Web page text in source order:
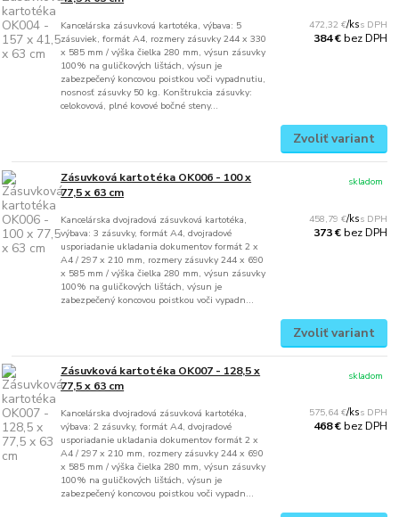
Kancelárska zásuvková kartotéka, výbava: 5
zásuviek, formát A4, rozmery zásuvky 244 x 330
x 585 mm / výška čielka 280 mm, výsun zásuvky
100% na guličkových lištách, výsun je
zabezpečený koncovou poistkou voči vypadnutiu,
nosnosť zásuvky 50 kg. Konštrukcia zásuvky:
celokovová, plné kovové bočné steny...
472,32 €/ks
384 €bez DPH
Zvoliť variant
Zásuvková kartotéka OK006 - 100 x
77,5 x 63 cm
Kancelárska dvojradová zásuvková kartotéka,
výbava: 3 zásuvky, formát A4, dvojradové
usporiadanie ukladania dokumentov formát 2 x
A4 / 297 x 210 mm, rozmery zásuvky 244 x 690
x 585 mm / výška čielka 280 mm, výsun zásuvky
100% na guličkových lištách, výsun je
zabezpečený koncovou poistkou voči vypadn...
458,79 €/ks
373 €bez DPH
skladom
Zvoliť variant
Zásuvková kartotéka OK007 - 128,5 x
77,5 x 63 cm
Kancelárska dvojradová zásuvková kartotéka,
výbava: 2 zásuvky, formát A4, dvojradové
usporiadanie ukladania dokumentov formát 2 x
A4 / 297 x 210 mm, rozmery zásuvky 244 x 690
x 585 mm / výška čielka 280 mm, výsun zásuvky
100% na guličkových lištách, výsun je
zabezpečený koncovou poistkou voči vypadn...
575,64 €/ks
468 €bez DPH
skladom